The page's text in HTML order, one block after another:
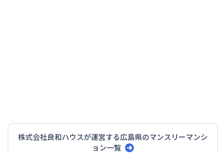
株式会社良和ハウスが運営する広島県のマンスリーマンシ
ョン一覧